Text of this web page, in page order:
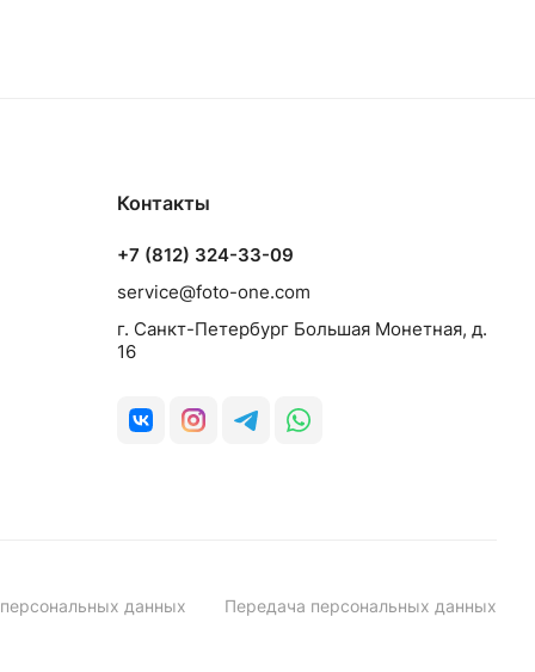
Контакты
+7 (812) 324-33-09
service@foto-one.com
г. Санкт-Петербург Большая Монетная, д.
16
данных Передача персональных данных